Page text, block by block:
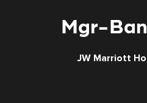
Mgr-
JW Marriott